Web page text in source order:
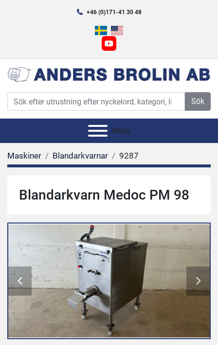
+46 (0)171-41 30 48
youtube
Sök
Meny
Maskiner Blandarkvarnar 9287
Blandarkvarn Medoc PM 98